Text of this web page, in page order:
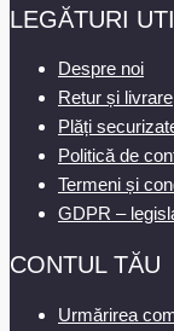
LEGĂTURI
Despre noi
Retur și livrare
Plăți
Politică de
Termeni și
GDPR –
CONTUL TĂU
Urmărirea